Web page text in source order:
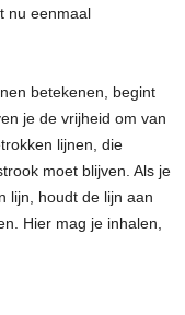
nu eenmaal
betekenen, begint
je de vrijheid om van
lijnen, die
moet blijven. Als je
lijn, houdt de lijn aan
Hier mag je inhalen,